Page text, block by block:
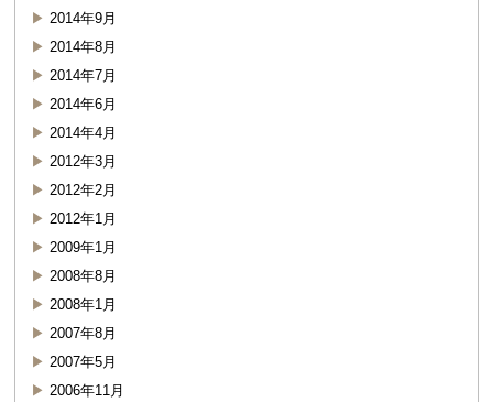
2014年9月
2014年8月
2014年7月
2014年6月
2014年4月
2012年3月
2012年2月
2012年1月
2009年1月
2008年8月
2008年1月
2007年8月
2007年5月
2006年11月